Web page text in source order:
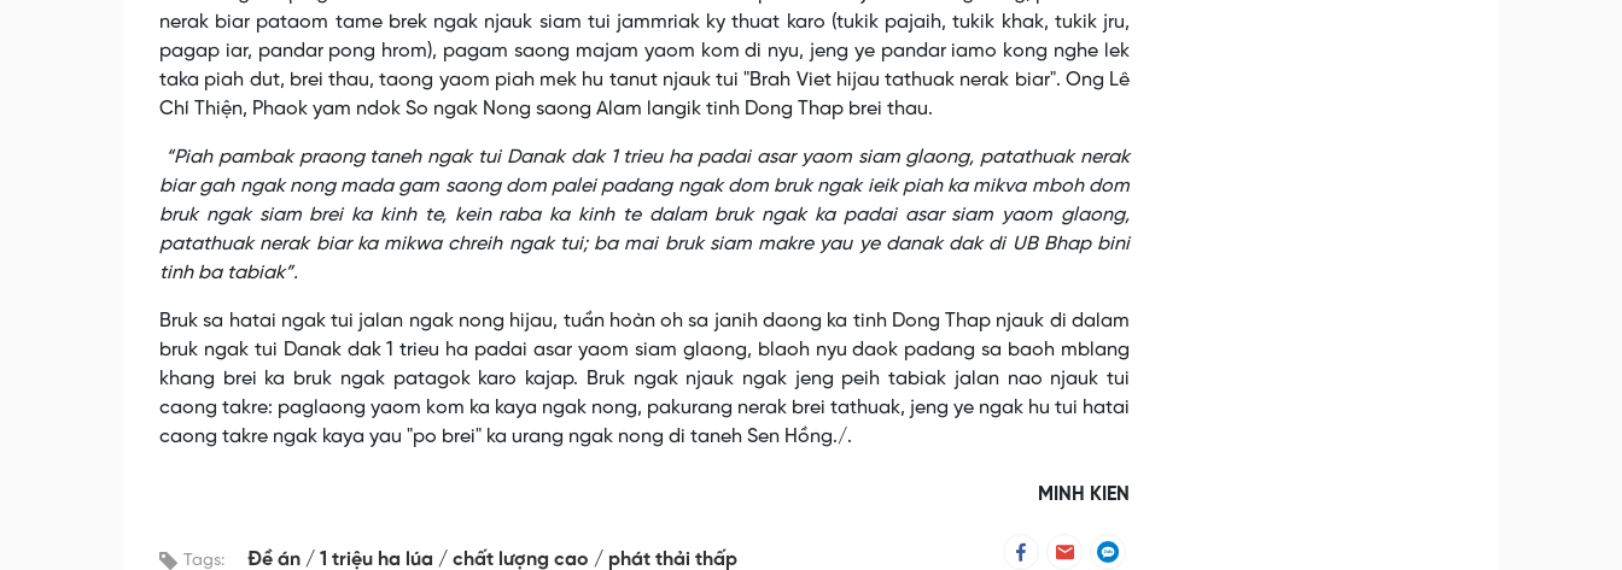
nerak biar pataom tame brek ngak njauk siam tui jammriak ky thuat karo (tukik pajaih, tukik khak, tukik jru,
pagap iar, pandar pong hrom), pagam saong majam yaom kom di nyu, jeng ye pandar iamo kong nghe lek
taka piah dut, brei thau, taong yaom piah mek hu tanut njauk tui "Brah Viet hijau tathuak nerak biar". Ong Lê
Chí Thiện, Phaok yam ndok So ngak Nong saong Alam langik tinh Dong Thap brei thau.
“Piah pambak praong taneh ngak tui Danak dak 1 trieu ha padai asar yaom siam glaong, patathuak nerak
biar gah ngak nong mada gam saong dom palei padang ngak dom bruk ngak ieik piah ka mikva mboh dom
bruk ngak siam brei ka kinh te, kein raba ka kinh te dalam bruk ngak ka padai asar siam yaom glaong,
patathuak nerak biar ka mikwa chreih ngak tui; ba mai bruk siam makre yau ye danak dak di UB Bhap bini
tinh ba tabiak”.
Bruk sa hatai ngak tui jalan ngak nong hijau, tuần hoàn oh sa janih daong ka tinh Dong Thap njauk di dalam
bruk ngak tui Danak dak 1 trieu ha padai asar yaom siam glaong, blaoh nyu daok padang sa baoh mblang
khang brei ka bruk ngak patagok karo kajap. Bruk ngak njauk ngak jeng peih tabiak jalan nao njauk tui
caong takre: paglaong yaom kom ka kaya ngak nong, pakurang nerak brei tathuak, jeng ye ngak hu tui hatai
caong takre ngak kaya yau "po brei" ka urang ngak nong di taneh Sen Hồng./.
MINH KIEN
Tags: Đề án 1 triệu ha lúa chất lượng cao phát thải thấp